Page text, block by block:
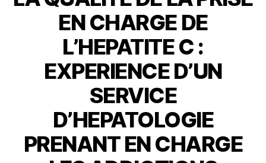
EN CHARGE DE
L’HEPATITE C :
EXPERIENCE D’UN
SERVICE
D’HEPATOLOGIE
PRENANT EN CHARGE